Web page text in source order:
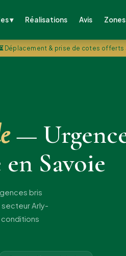
▾ Réalisations Avis Zones
Déplacement & prise de cotes offerts
—
Savoie
bris
Arly-